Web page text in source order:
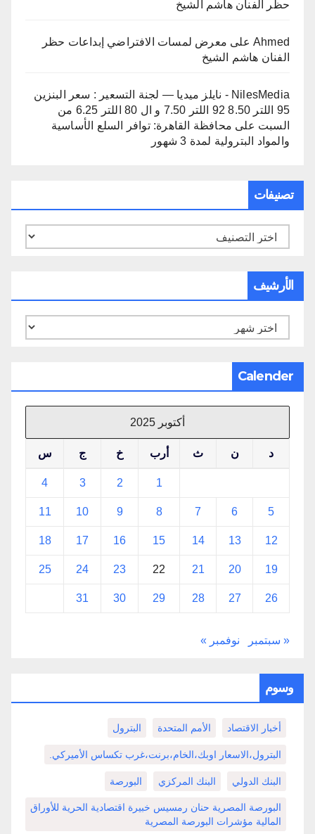
حظر الفنان هاشم الشيخ
Ahmed على معرض لمسات الافتراضي إبداعات حظر
الفنان هاشم الشيخ
NilesMedia - نايلز ميديا — لجنة التسعير : سعر البنزين
95 اللتر 8.50 92 اللتر 7.50 و ال 80 اللتر 6.25 من
السبت على محافظة القاهرة: توافر السلع الأساسية
والمواد البترولية لمدة 3 شهور
تصنيفات
تصنيفات
الأرشيف
الأرشيف
Calender
أكتوبر 2025
د ن ث أرب خ ج س
1
2
3
4
5
6
7
8
9
10
11
12
13
14
15
16
17
18
19
20
21
22
23
24
25
26
27
28
29
30
31
« سبتمبر نوفمبر »
وسوم
أخبار الاقتصاد الأمم المتحدة البترول
البترول،الاسعار اوبك،الخام،برنت،غرب تكساس الأميركي.
البنك الدولي البنك المركزي البورصة
البورصة المصرية حنان رمسيس خبيرة اقتصادية الحرية للأوراق
المالية مؤشرات البورصة المصرية